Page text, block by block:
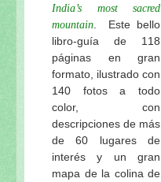
India’s most sacred
mountain . Este bello
libro-guía de 118
páginas en gran
formato, ilustrado con
140 fotos a todo
color, con
descripciones de más
de 60 lugares de
interés y un gran
mapa de la colina de